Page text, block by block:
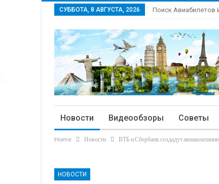
СУББОТА, 8 АВГУСТА, 2026 Поиск Авиабилетов
Новости Видеообзоры Советы
Home Новости ВТБ и Сбербанк создадут
НОВОСТИ